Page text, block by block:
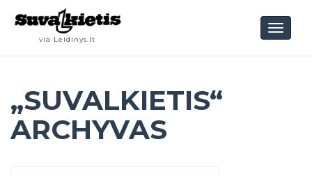
via Leidinys.lt
„SUVALKIETIS“
ARCHYVAS